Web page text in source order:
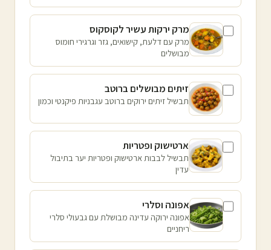
מרק ירקות עשיר לקוסקוס
מרק עם דלעת, קישואים, גזר וגרגירי חומוס
מבושלים
זיתים מבושלים ברוטב
תבשיל זיתים ירוקים ברוטב עגבניות פיקנטי וכמון
ארטישוק ופטריות
תבשיל לבבות ארטישוק ופטריות יער בתיבול
עדין
אפונה וסלרי
אפונה ירוקה עדינה מבושלת עם גבעולי סלרי
ריחניים